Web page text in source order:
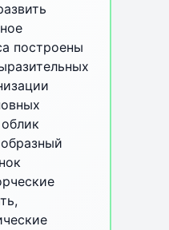
построены